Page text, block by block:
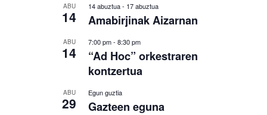
ABU
14
14 abuztua- 17 abuztua
Amabirjinak Aizarnan
ABU
14
7:00 pm- 8:30 pm
“Ad Hoc” orkestraren
kontzertua
ABU
29
Egun guztia
Gazteen eguna